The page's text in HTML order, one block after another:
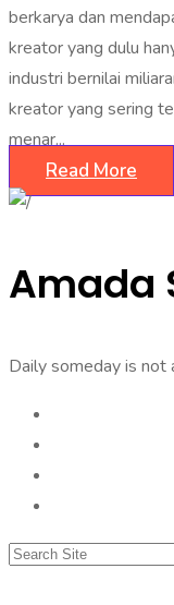
berkarya dan
kreator yang dulu
industri bernilai
kreator yang sering
menar...
Read More
Amada
Daily someday is not